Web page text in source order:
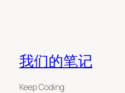
我们的笔记
Keep Coding